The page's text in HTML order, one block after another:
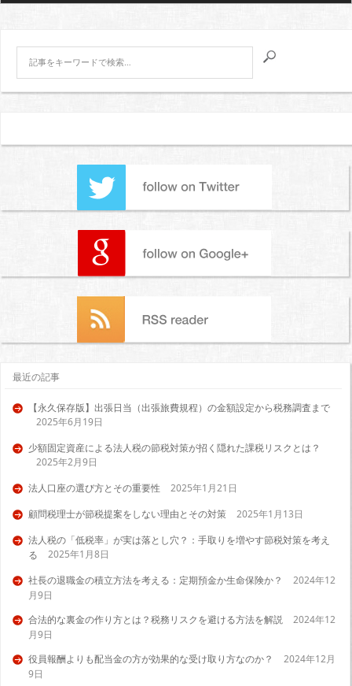
最近の記事
【永久保存版】出張日当（出張旅費規程）の金額設定から税務調査まで
2025年6月19日
少額固定資産による法人税の節税対策が招く隠れた課税リスクとは？
2025年2月9日
法人口座の選び方とその重要性
2025年1月21日
顧問税理士が節税提案をしない理由とその対策
2025年1月13日
法人税の「低税率」が実は落とし穴？：手取りを増やす節税対策を考え
る
2025年1月8日
社長の退職金の積立方法を考える：定期預金か生命保険か？
2024年12
月9日
合法的な裏金の作り方とは？税務リスクを避ける方法を解説 2024年12
月9日
役員報酬よりも配当金の方が効果的な受け取り方なのか？ 2024年12月
9日